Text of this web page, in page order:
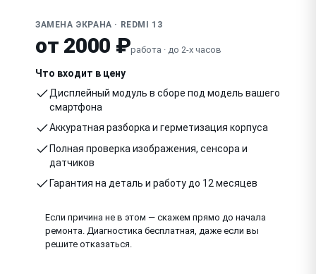
ЗАМЕНА ЭКРАНА · REDMI 13
от 2000 ₽работа · до 2-х часов
Что входит в цену
Дисплейный модуль в сборе под модель вашего
смартфона
Аккуратная разборка и герметизация корпуса
Полная проверка изображения, сенсора и
датчиков
Гарантия на деталь и работу до 12 месяцев
Если причина не в этом — скажем прямо до начала
ремонта. Диагностика бесплатная, даже если вы
решите отказаться.